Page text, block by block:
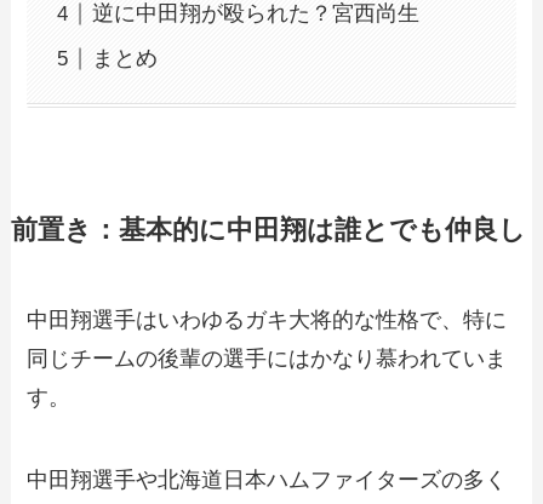
逆に中田翔が殴られた？宮西尚生
まとめ
前置き：基本的に中田翔は誰とでも仲良し
中田翔選手はいわゆるガキ大将的な性格で、特に
同じチームの後輩の選手にはかなり慕われていま
す。
中田翔選手や北海道日本ハムファイターズの多く